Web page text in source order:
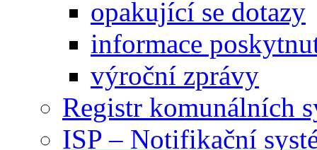
opakující se dotazy
informace
výroční zprávy
Registr komunálních
ISP – Notifikační